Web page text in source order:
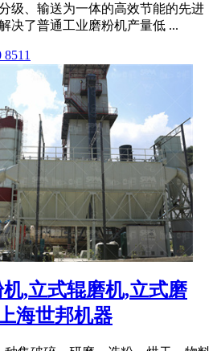
级、输送为一体的高效节能的先进
决了普通工业磨粉机产量低 ...
,立式辊磨机,立式磨
海世邦机器